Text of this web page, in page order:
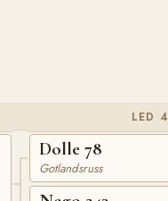
LED 4
Dolle 78
Gotlandsruss